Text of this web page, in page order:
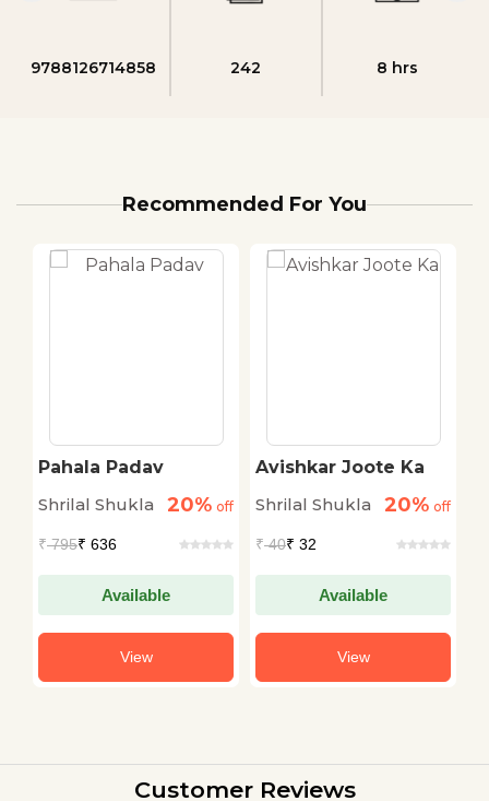
9788126714858 242 8 hrs
Recommended For You
Pahala Padav
Shrilal Shukla
20% off
₹795₹ 636
Available
View
Avishkar Joote Ka
Shrilal Shukla
20% off
₹40₹ 32
Available
View
Customer Reviews